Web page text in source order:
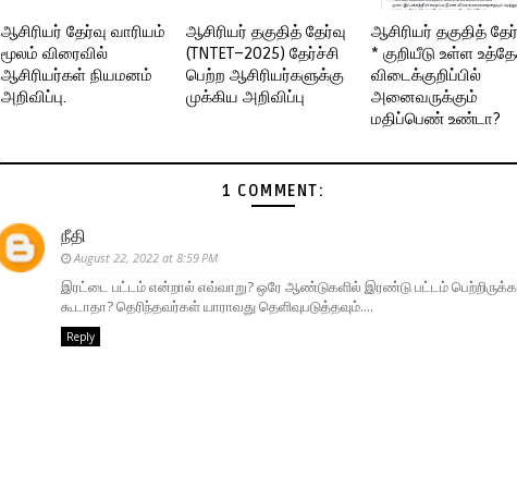
ஆசிரியர் தேர்வு வாரியம்
மூலம் விரைவில்
ஆசிரியர்கள் நியமனம்
அறிவிப்பு.
ஆசிரியர் தகுதித் தேர்வு
(TNTET–2025) தேர்ச்சி
பெற்ற ஆசிரியர்களுக்கு
முக்கிய அறிவிப்பு
ஆசிரியர் தகுதித்
* குறியீடு உள்ள
விடைக்குறிப்பில்
அனைவருக்கும்
மதிப்பெண் உண்டா?
1 COMMENT:
நீதி
August 22, 2022 at 8:59 PM
இரட்டை பட்டம் என்றால் எவ்வாறு? ஒரே ஆண்டுகளில் இரண்டு பட்டம்
கூடாதா? தெரிந்தவர்கள் யாராவது தெளிவுபடுத்தவும்....
Reply